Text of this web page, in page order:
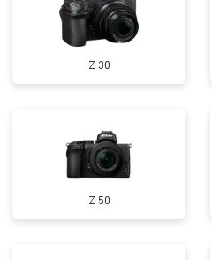
Z 30
Z 50